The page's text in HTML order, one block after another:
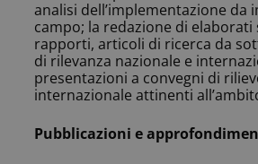
analisi dell’implementazione da
campo; la redazione di elaborati
rapporti, articoli di ricerca da
di rilevanza nazionale e
presentazioni a convegni di
internazionale attinenti
Pubblicazioni e